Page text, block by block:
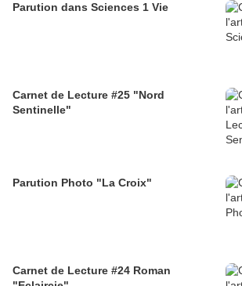
Parution dans Sciences 1 Vie
Carnet de Lecture #25 "Nord
Sentinelle"
Parution Photo "La Croix"
Carnet de Lecture #24 Roman